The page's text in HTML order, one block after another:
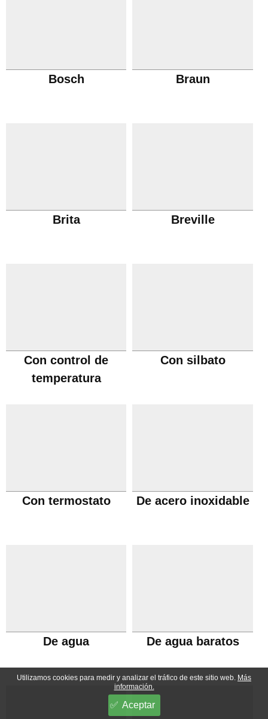
Bosch Braun
Brita Breville
Con control de
temperatura
Con silbato
Con termostato De acero inoxidable
De agua De agua baratos
Utilizamos cookies para medir y analizar el tráfico de este sitio web. Más
información.
Aceptar